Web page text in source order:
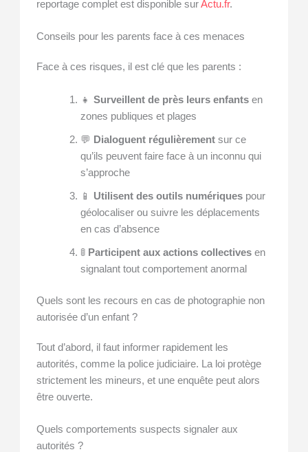
reportage complet est disponible surActu.fr.
Conseils pour les parents face à ces menaces
Face à ces risques, il est clé que les parents :
👧 Surveillent de près leurs enfantsen
zones publiques et plages
💬 Dialoguent régulièrementsur ce
qu’ils peuvent faire face à un inconnu qui
s’approche
📱 Utilisent des outils numériquespour
géolocaliser ou suivre les déplacements
en cas d’absence
🚦 Participent aux actions collectivesen
signalant tout comportement anormal
Quels sont les recours en cas de photographie non
autorisée d’un enfant ?
Tout d’abord, il faut informer rapidement les
autorités, comme la police judiciaire. La loi protège
strictement les mineurs, et une enquête peut alors
être ouverte.
Quels comportements suspects signaler aux
autorités ?